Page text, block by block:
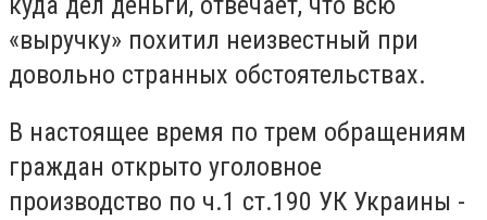
«выручку» похитил неизвестный при
довольно странных обстоятельствах.
В настоящее время по трем обращениям
граждан открыто уголовное
производство по ч.1 ст.190 УК Украины -